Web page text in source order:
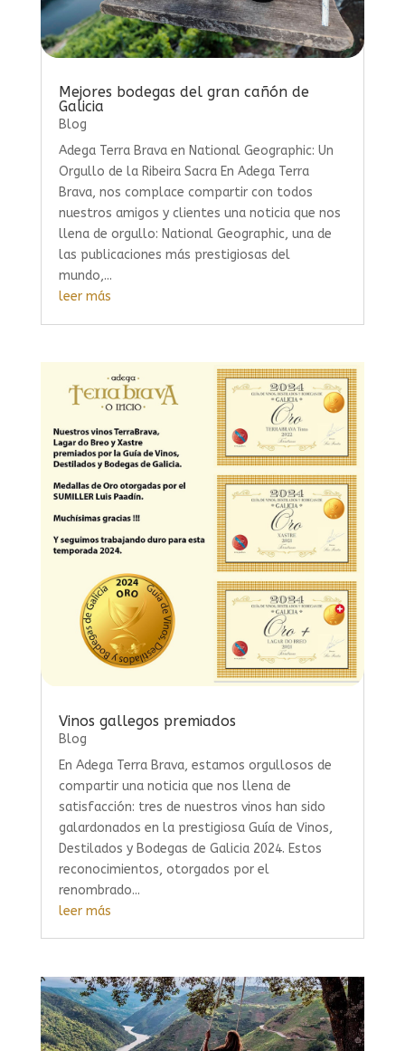
Mejores bodegas del gran cañón de
Galicia
Blog
Adega Terra Brava en National Geographic: Un
Orgullo de la Ribeira Sacra En Adega Terra
Brava, nos complace compartir con todos
nuestros amigos y clientes una noticia que nos
llena de orgullo: National Geographic, una de
las publicaciones más prestigiosas del
mundo,...
leer más
Vinos gallegos premiados
Blog
En Adega Terra Brava, estamos orgullosos de
compartir una noticia que nos llena de
satisfacción: tres de nuestros vinos han sido
galardonados en la prestigiosa Guía de Vinos,
Destilados y Bodegas de Galicia 2024. Estos
reconocimientos, otorgados por el
renombrado...
leer más